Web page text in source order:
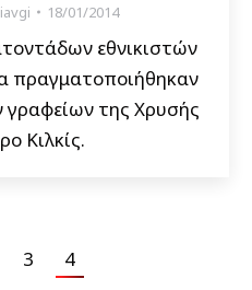
18/01/2014
εθνικιστών
πραγματοποιήθηκαν
γραφείων της Χρυσής
Κιλκίς.
3 4